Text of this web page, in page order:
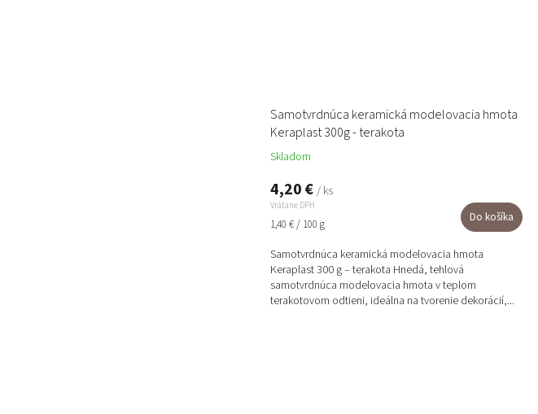
Samotvrdnúca keramická modelovacia hmota
Keraplast 300g - terakota
Skladom
4,20 € / ks
Vrátane DPH
Jednotková
1,40 € / 100 g Do košíka
Samotvrdnúca keramická modelovacia hmota
Keraplast 300 g – terakota Hnedá, tehlová
samotvrdnúca modelovacia hmota v teplom
terakotovom odtieni, ideálna na tvorenie dekorácií,...